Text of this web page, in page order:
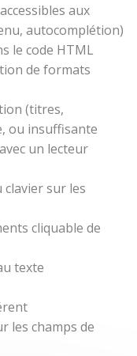
aux
autocomplétion)
le code HTML
de formats
(titres,
ou insuffisante
un lecteur
sur les
cliquable de
texte
les champs de